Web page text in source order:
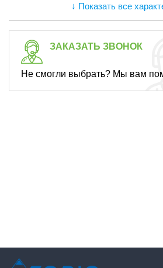
↓ Показать все
ЗАКАЗАТЬ ЗВОНОК
Не смогли выбрать? Мы вам